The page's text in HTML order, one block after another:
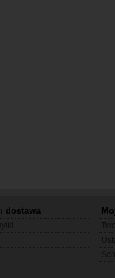
i dostawa